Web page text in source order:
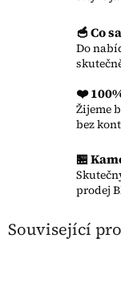
🥣 Co
Do
❤️
Žijeme
bez
🏪
prodej
Související